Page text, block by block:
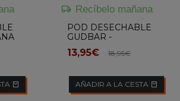
Recíbelo mañana
POD DESECHABLE
GUDBAR -
BLUEBERRY
WATERMELON
13,95€ 18,95€
AÑADIR A LA CESTA